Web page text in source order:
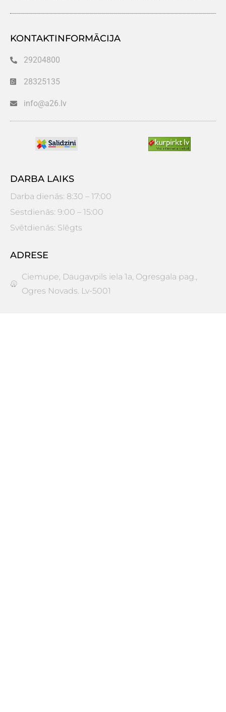
KONTAKTINFORMĀCIJA
29204800
28325135
info@a26.lv
DARBA LAIKS
Darba dienās: 8:30 – 17:00
Sestdienās: 9:00 – 15:00
Svētdienās: Slēgts
ADRESE
Ciemupe, Daugavpils iela 1a, Ogresgala pag.,
Ogres Novads. Lv-5001